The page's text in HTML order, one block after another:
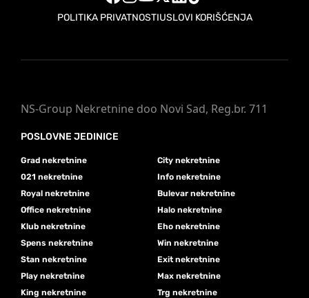
POLITIKA PRIVATNOSTIUSLOVI KORIŠĆENJA
NS-Group Nekretnine doo Novi Sad, Reg.br. 711
POSLOVNE JEDINICE
Grad nekretnine
City nekretnine
021 nekretnine
Info nekretnine
Royal nekretnine
Bulevar nekretnine
Office nekretnine
Halo nekretnine
Klub nekretnine
Eho nekretnine
Spens nekretnine
Win nekretnine
Stan nekretnine
Exit nekretnine
Play nekretnine
Max nekretnine
King nekretnine
Trg nekretnine